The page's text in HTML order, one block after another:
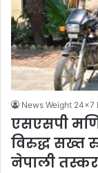
News Weight 24x7
एसएसपी
विरुद्ध सख्त
नेपाली